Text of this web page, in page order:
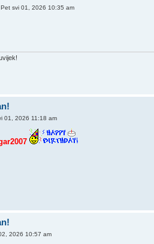
svi 01, 2026 10:35 am
01, 2026 11:18 am
2026 10:57 am